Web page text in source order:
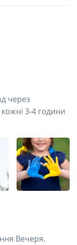
через
3-4 години
Вечеря.